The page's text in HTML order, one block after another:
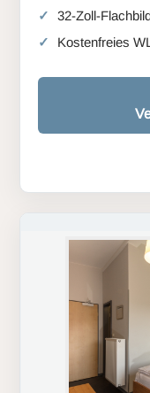
32-Zoll-
Kostenfreies